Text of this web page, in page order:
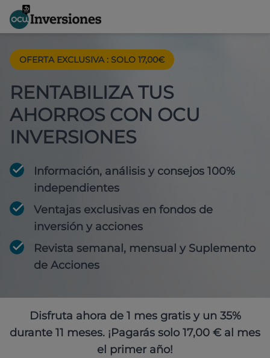
OFERTA EXCLUSIVA : SOLO 17,00€
RENTABILIZA TUS
AHORROS CON OCU
INVERSIONES
Información, análisis y consejos 100%
independientes
Ventajas exclusivas en fondos de
inversión y acciones
Revista semanal, mensual y Suplemento
de Acciones
Disfruta ahora de 1 mes gratis y un 35%
durante 11 meses. ¡Pagarás solo 17,00 € al mes
el primer año!